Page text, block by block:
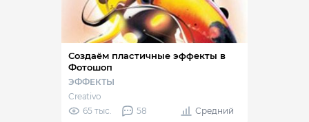
Создаём пластичные эффекты в
Фотошоп
ЭФФЕКТЫ
Creativo
65 тыс.
58 Средний